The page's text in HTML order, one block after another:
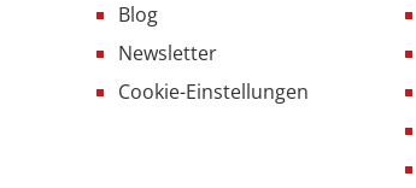
Blog
Newsletter
Cookie-Einstellungen